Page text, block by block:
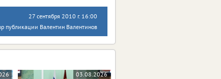
27 сентября 2010 г. 16:00
публикации Валентин Валентинов
03.08.2026